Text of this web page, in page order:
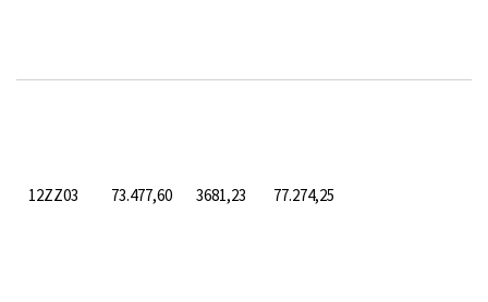
12ZZ03 73.477,60 3681,23 77.274,25